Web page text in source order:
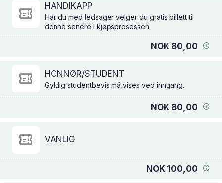
HANDIKAPP
Har du med ledsager velger du gratis billett til
denne senere i kjøpsprosessen.
NOK 80,00
HONNØR/STUDENT
Gyldig studentbevis må vises ved inngang.
NOK 80,00
VANLIG
NOK 100,00